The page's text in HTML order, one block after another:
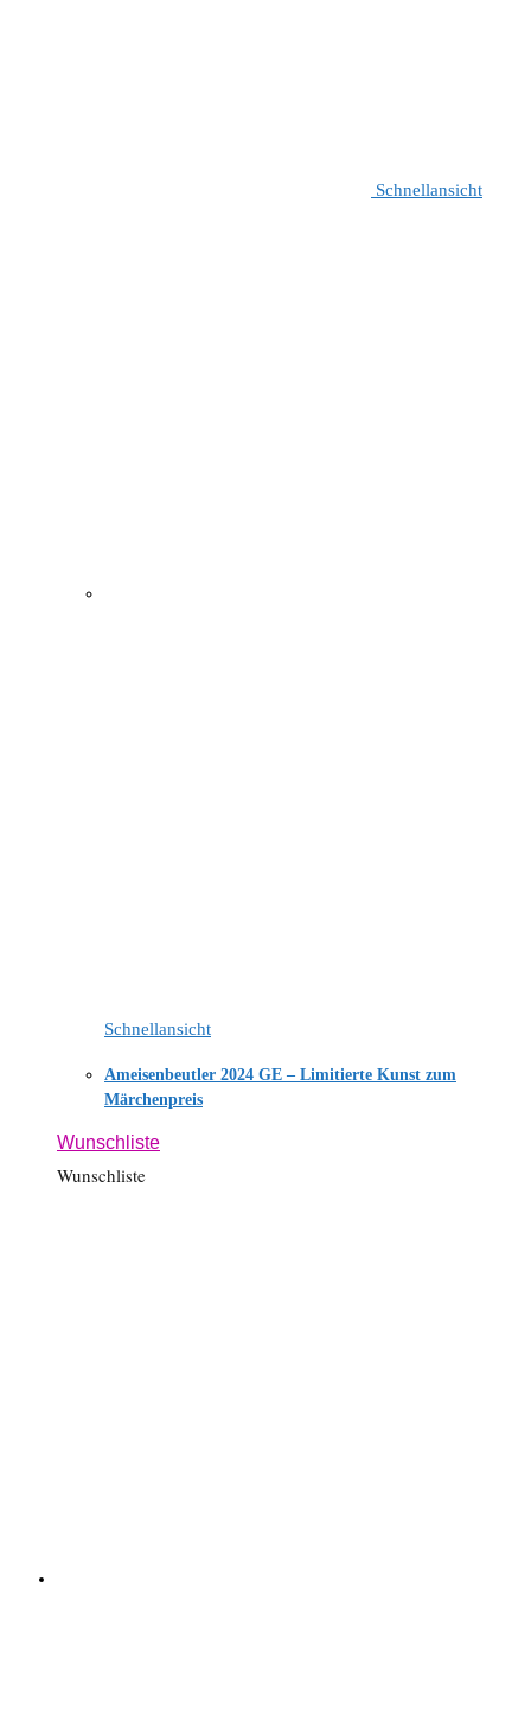
Schnellansicht
Schnellansicht
Ameisenbeutler 2024 GE – Limitierte Kunst zum
Märchenpreis
Wunschliste
Wunschliste